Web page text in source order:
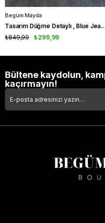
Begüm Mayda
Tasarım Düğme Detaylı ,
₺299,99
₺849,99
Bültene kaydolun,
kaçırmayın!